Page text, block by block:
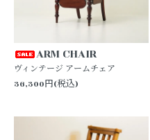
ARM CHAIR
ヴィンテージ アームチェア
36,300円(税込)